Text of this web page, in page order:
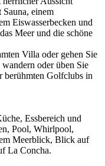
Sauna, einem
Eiswasserbecken und
Meer und die schöne
Villa oder gehen Sie
oder üben Sie
berühmten Golfclubs in
Essbereich und
Pool, Whirlpool,
Meerblick, Blick auf
La Concha.